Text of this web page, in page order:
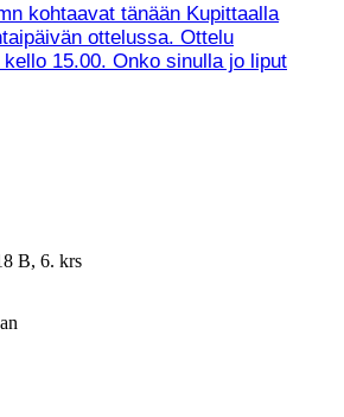
kohtaavat tänään Kupittaalla
ottelussa. Ottelu
15.00. Onko sinulla jo liput
B, 6. krs